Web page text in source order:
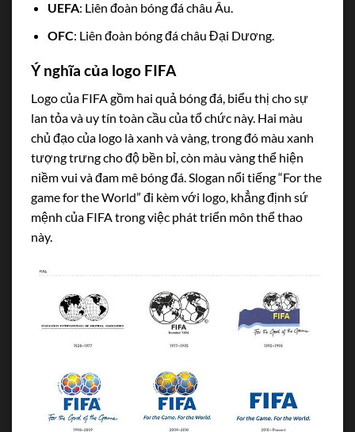
UEFA: Liên đoàn bóng đá châu Âu.
OFC: Liên đoàn bóng đá châu Đại Dương.
Ý nghĩa của logo FIFA
Logo của FIFA gồm hai quả bóng đá, biểu thị cho sự
lan tỏa và uy tín toàn cầu của tổ chức này. Hai màu
chủ đạo của logo là xanh và vàng, trong đó màu xanh
tượng trưng cho độ bền bỉ, còn màu vàng thể hiện
niềm vui và đam mê bóng đá. Slogan nổi tiếng “For the
game for the World” đi kèm với logo, khẳng định sứ
mệnh của FIFA trong việc phát triển môn thể thao
này.